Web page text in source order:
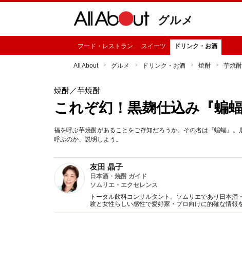
グルメ
フード・レストラン スイーツ ドリンク・お酒
All About グルメ ドリンク・お酒 焼酎 芋焼酎
焼酎／芋焼酎
これぞ幻！黒麹仕込み『蝙
福を呼ぶ芋焼酎があることをご存知だろうか。その名は『蝙蝠』
呼ぶのか、説明しよう。
友田 晶子
日本酒・焼酎 ガイド
ソムリエ・エクセレンス
トータル飲料コンサルタント。ソムリエであり日本
験と女性らしい感性で愛好家・プロ向けに的確な情
書多数。（一社）日本のSAKEとWINEを愛する女性